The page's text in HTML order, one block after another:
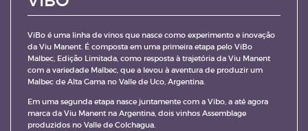
ViBo é uma linha de vinos que nasce como experimento e inovação
da Viu Manent. É composta em uma primeira etapa pelo ViBo
Malbec, Edição Limitada, como resposta à trajetória da Viu Manent
com a variedade Malbec, que a levou à aventura de produzir um
Malbec de Alta Gama no Valle de Uco, Argentina.
Em uma segunda etapa nasce juntamente com a Vibo, a até agora
marca da Viu Manent na Argentina, dois vinhos Assemblage
produzidos no Valle de Colchagua.